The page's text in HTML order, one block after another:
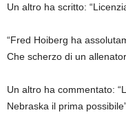
Un altro ha scritto:
“Fred Hoiberg ha
Che scherzo di un
Un altro ha commentato:
Nebraska il prima